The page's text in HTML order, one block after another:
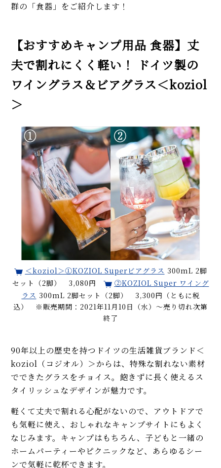
群の「食器」をご紹介します！
【おすすめキャンプ用品 食器】丈
夫で割れにくく軽い！ ドイツ製の
ワイングラス＆ビアグラス＜koziol
＞
＜koziol＞①KOZIOL Superビアグラス 300mL 2脚
セット（2脚） 3,080円
②KOZIOL Super ワイング
ラス 300mL 2脚セット（2脚） 3,300円（ともに税
込） ※販売期間：2021年11月10日（水）〜売り切れ次第
終了
90年以上の歴史を持つドイツの生活雑貨ブランド＜
koziol（コジオル）＞からは、特殊な割れない素材
でできたグラスをチョイス。飽きずに長く使えるス
タイリッシュなデザインが魅力です。
軽くて丈夫で割れる心配がないので、アウトドアで
も気軽に使え、おしゃれなキャンプサイトにもよく
なじみます。キャンプはもちろん、子どもと一緒の
ホームパーティーやピクニックなど、あらゆるシー
ンで気軽に乾杯できます。